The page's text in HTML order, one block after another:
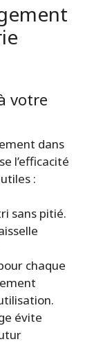
votre
dans
l’efficacité
:
sans pitié.
chaque
évite